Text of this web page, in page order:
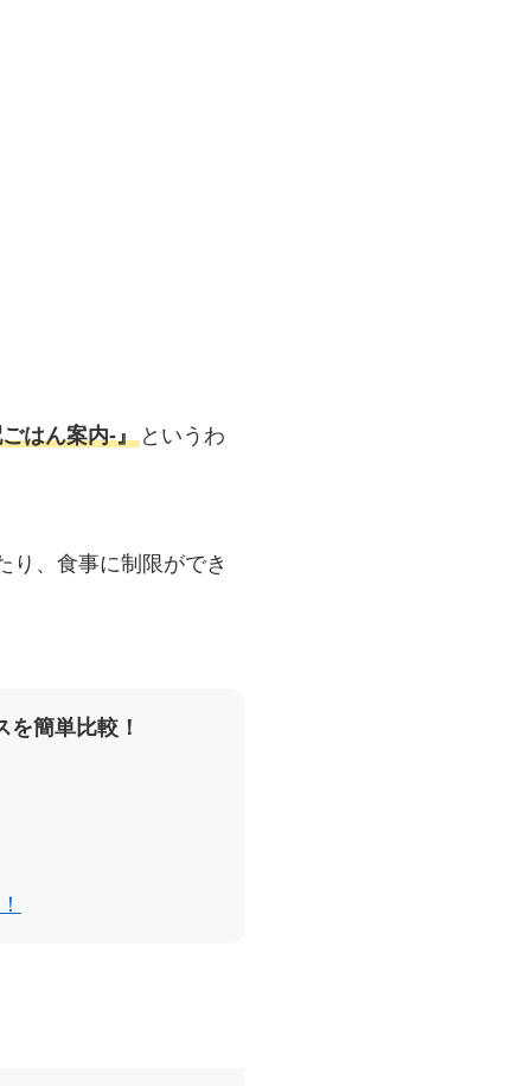
はん案内‐』 というわ
り、食事に制限ができ
簡単比較！